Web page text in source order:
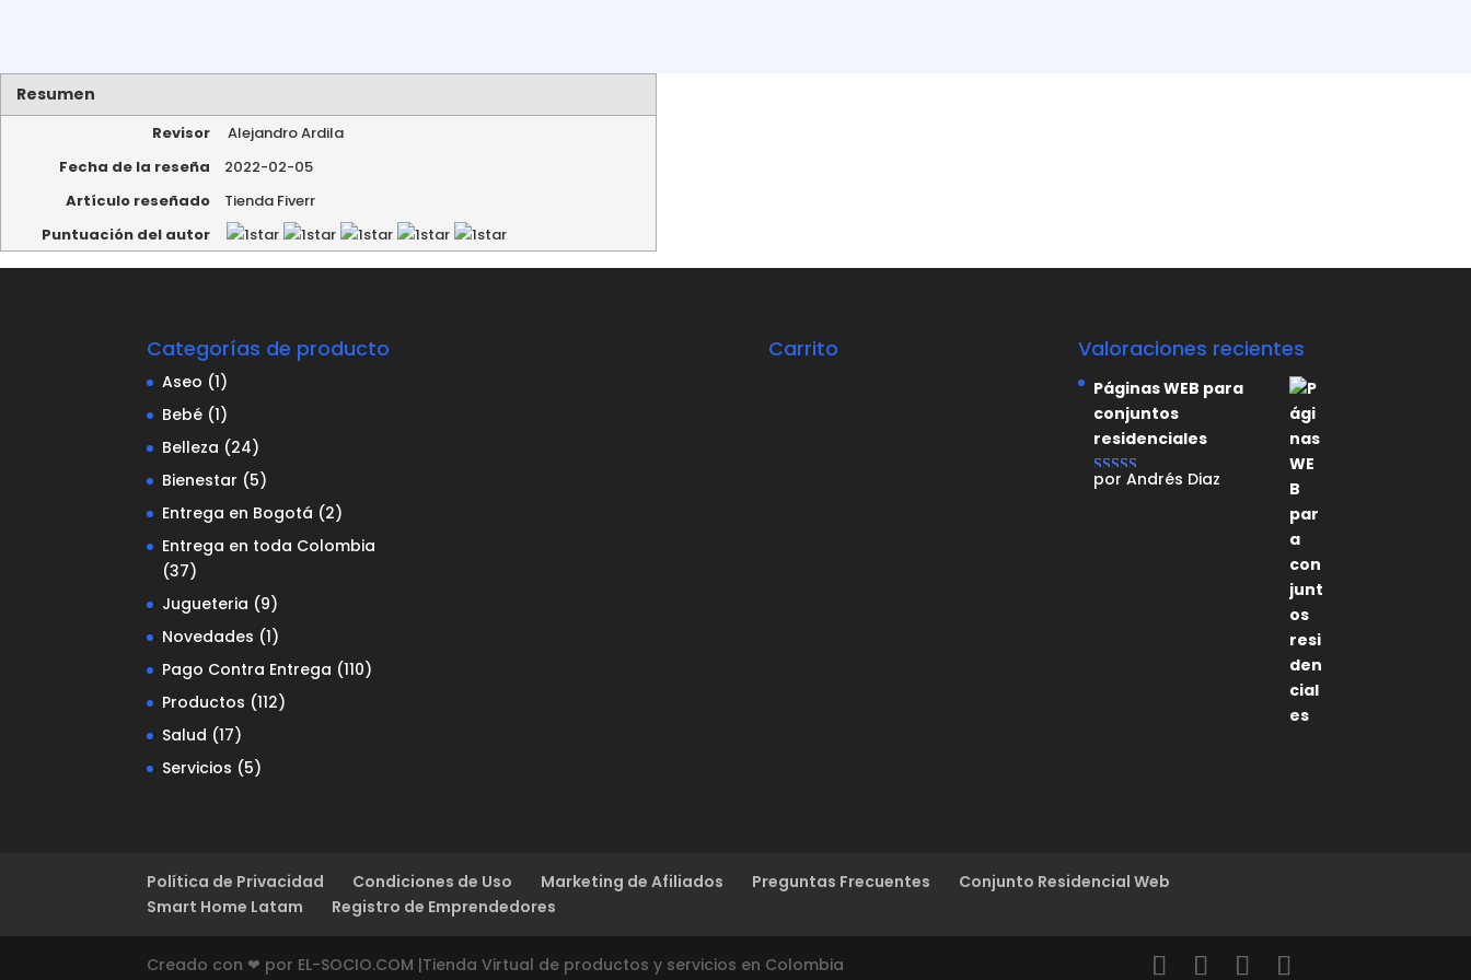
Resumen
Revisor
Alejandro Ardila
Fecha de la reseña
2022-02-05
Artículo reseñado
Tienda Fiverr
Puntuación del autor
Categorías de producto
Aseo (1)
Bebé (1)
Belleza (24)
Bienestar (5)
Entrega en Bogotá (2)
Entrega en toda Colombia
(37)
Jugueteria (9)
Novedades (1)
Pago Contra Entrega (110)
Productos (112)
Salud (17)
Servicios (5)
Carrito Valoraciones recientes
Páginas WEB para
conjuntos
residenciales
Valorado con
por Andrés Diaz
Política de Privacidad Condiciones de Uso Marketing de Afiliados Preguntas Frecuentes
Conjunto Residencial Web
Smart Home Latam
Registro de Emprendedores
Creado con ❤ por EL-SOCIO.COM |Tienda Virtual de productos y servicios en Colombia